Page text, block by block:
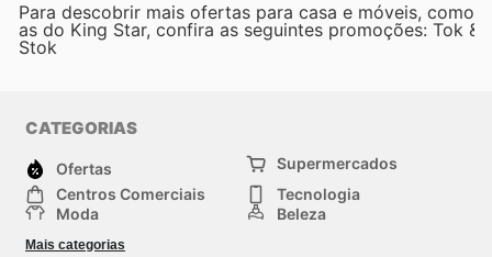
Para descobrir mais ofertas para casa e móveis, como
as do King Star, confira as seguintes promoções: Tok &
Stok
CATEGORIAS
Ofertas
Supermercados
Centros Comerciais
Tecnologia
Moda
Beleza
Mais categorias